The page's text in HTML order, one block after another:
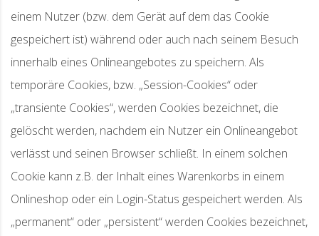
einem Nutzer (bzw. dem Gerät auf dem das Cookie
gespeichert ist) während oder auch nach seinem Besuch
innerhalb eines Onlineangebotes zu speichern. Als
temporäre Cookies, bzw. „Session-Cookies“ oder
„transiente Cookies“, werden Cookies bezeichnet, die
gelöscht werden, nachdem ein Nutzer ein Onlineangebot
verlässt und seinen Browser schließt. In einem solchen
Cookie kann z.B. der Inhalt eines Warenkorbs in einem
Onlineshop oder ein Login-Status gespeichert werden. Als
„permanent“ oder „persistent“ werden Cookies bezeichnet,